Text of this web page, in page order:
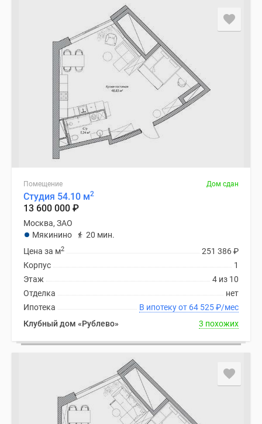
Помещение Дом сдан
Студия 54.10 м2
13 600 000 ₽
Москва, ЗАО
Мякинино
20 мин.
251 386₽
Цена за м2
1
Корпус
4 из 10
Этаж
нет
Отделка
В ипотеку от 64 525₽/мес
Ипотека
Клубный дом «Рублево»
3 похожих